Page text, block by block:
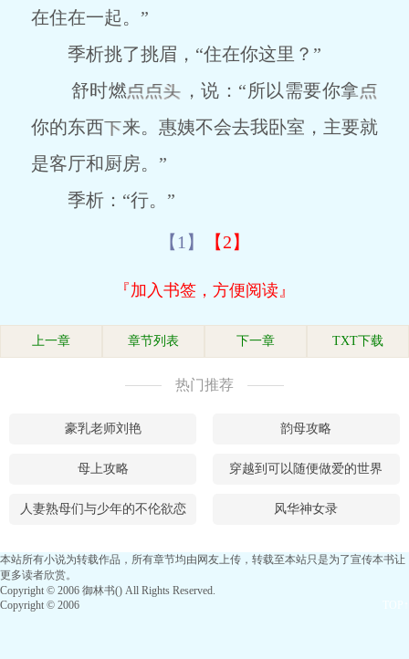
在住在一起。”
季析挑了挑眉，“住在你这里？”
舒时燃
，说：“所以需要你拿
你的东西
来。惠姨不会去我卧室，主要就
是客厅和厨房。”
季析：“行。”
【1】 【2】
『加入书签，方便阅读』
上一章 章节列表 下一章 TXT下载
热门推荐
豪乳老师刘艳 韵母攻略
母上攻略 穿越到可以随便做爱的世界
人妻熟母们与少年的不伦欲恋 风华神女录
本站所有小说为转载作品，所有章节均由网友上传，转载至本站只是为了宣传本书让
更多读者欣赏。
Copyright © 2006 御林书() All Rights Reserved.
Copyright © 2006